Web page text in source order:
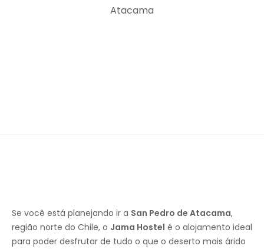
Se você está planejando ir a San Pedro de Atacama,
região norte do Chile, o Jama Hostel é o alojamento ideal
para poder desfrutar de tudo o que o deserto mais árido